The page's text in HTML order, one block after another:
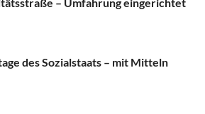
des Sozialstaats – mit Mitteln